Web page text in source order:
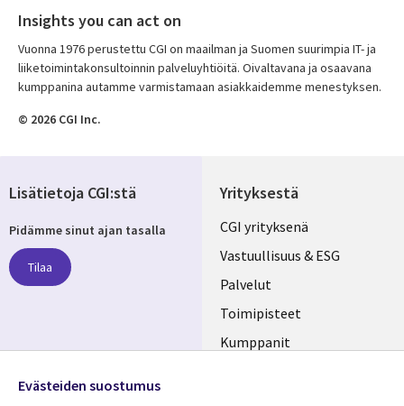
Insights you can act on
Vuonna 1976 perustettu CGI on maailman ja Suomen suurimpia IT- ja
liiketoimintakonsultoinnin palveluyhtiöitä. Oivaltavana ja osaavana
kumppanina autamme varmistamaan asiakkaidemme menestyksen.
© 2026 CGI Inc.
Yrityksestä
Useful
links
FINLAND
CGI yrityksenä
Vastuullisuus & ESG
Palvelut
Toimipisteet
Kumppanit
Lisätietoja CGI:stä
Pidämme sinut ajan tasalla
Tilaa
Evästeiden suostumus